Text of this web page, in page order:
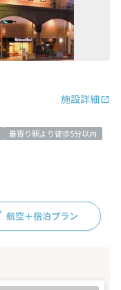
施設詳細
最寄り駅より徒歩5分以内
航空＋宿泊プラン